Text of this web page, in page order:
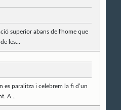
superior abans de l'home que
les...
es paralitza i celebrem la fi d’un
A...